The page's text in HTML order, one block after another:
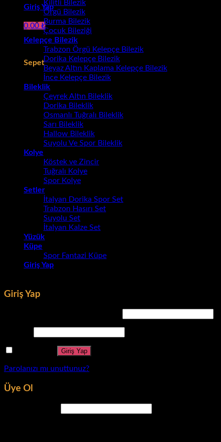
Giriş Yap
0,00 ₺
Sepetinizde ürün bulunmuyor.
Sepet
Sepetinizde ürün bulunmuyor.
Kilitli Bilezik
Örgü Bilezik
Burma Bilezik
Çocuk Bileziği
Kelepçe Bilezik
Trabzon Örgü Kelepçe Bilezik
Dorika Kelepçe Bilezik
Beyaz Altın Kaplama Kelepçe Bilezik
İnce Kelepçe Bilezik
Bileklik
Çeyrek Altın Bileklik
Dorika Bileklik
Osmanlı Tuğralı Bileklik
Sarı Bileklik
Hallow Bileklik
Suyolu Ve Spor Bileklik
Kolye
Köstek ve Zincir
Tuğralı Kolye
Spor Kolye
Setler
İtalyan Dorika Spor Set
Trabzon Hasırı Set
Suyolu Set
İtalyan Kalze Set
Yüzük
Küpe
Spor Fantazi Küpe
Giriş Yap
Giriş Yap
Giriş Yap
Parolanızı mı unuttunuz?
Üye Ol